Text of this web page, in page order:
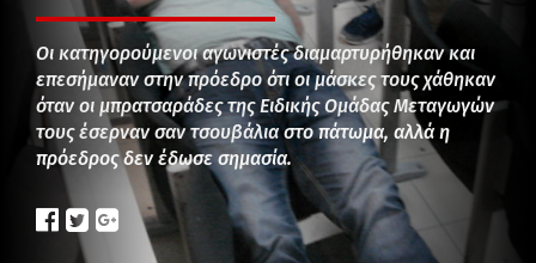
Οι κατηγορούμενοι αγωνιστές διαμαρτυρήθηκαν και
επεσήμαναν στην πρόεδρο ότι οι μάσκες τους χάθηκαν
όταν οι μπρατσαράδες της Ειδικής Ομάδας Μεταγωγών
τους έσερναν σαν τσουβάλια στο πάτωμα, αλλά η
πρόεδρος δεν έδωσε σημασία.